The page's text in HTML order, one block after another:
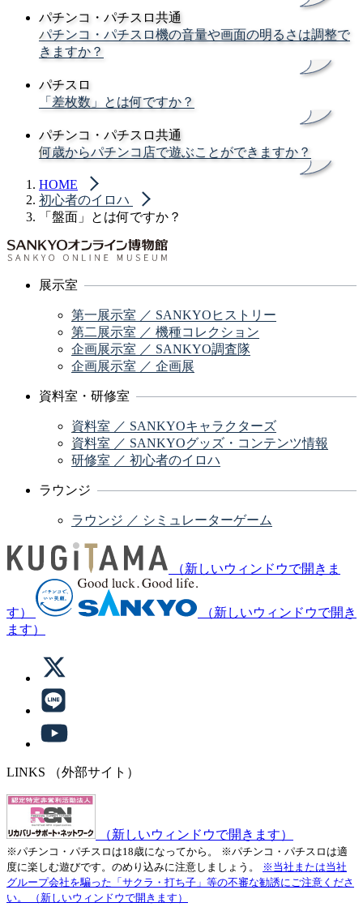
パチンコ・パチスロ共通
パチンコ・パチスロ機の音量や画面の明るさは調整で
きますか？
パチスロ
「差枚数」とは何ですか？
パチンコ・パチスロ共通
何歳からパチンコ店で遊ぶことができますか？
HOME
初心者のイロハ
「盤面」とは何ですか？
展示室
第一展示室 ／ SANKYOヒストリー
第二展示室 ／ 機種コレクション
企画展示室 ／ SANKYO調査隊
企画展示室 ／ 企画展
資料室・研修室
資料室 ／ SANKYOキャラクターズ
資料室 ／ SANKYOグッズ・コンテンツ情報
研修室 ／ 初心者のイロハ
ラウンジ
ラウンジ ／ シミュレーターゲーム
（新しいウィンドウで開きま
す）
（新しいウィンドウで開き
ます）
LINKS （外部サイト）
（新しいウィンドウで開きます）
※パチンコ・パチスロは18歳になってから。
※パチンコ・パチスロは適
度に楽しむ遊びです。のめり込みに注意しましょう。
※当社または当社
グループ会社を騙った「サクラ・打ち子」等の不審な勧誘にご注意くださ
い。
（新しいウィンドウで開きます）